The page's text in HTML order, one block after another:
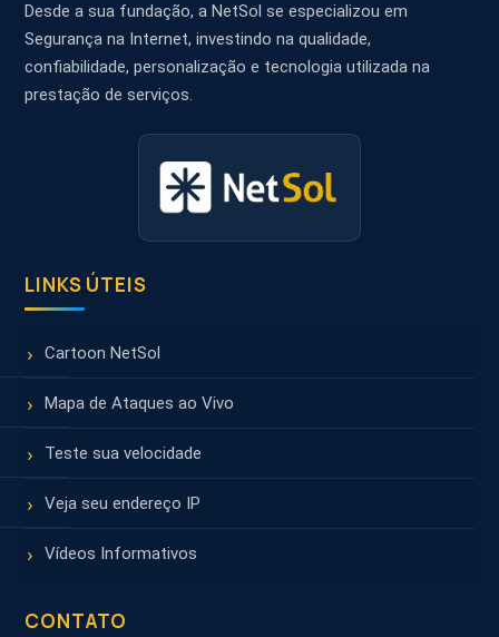
Desde a sua fundação, a NetSol se especializou em
Segurança na Internet, investindo na qualidade,
confiabilidade, personalização e tecnologia utilizada na
prestação de serviços.
LINKS ÚTEIS
Cartoon NetSol
Mapa de Ataques ao Vivo
Teste sua velocidade
Veja seu endereço IP
Vídeos Informativos
CONTATO